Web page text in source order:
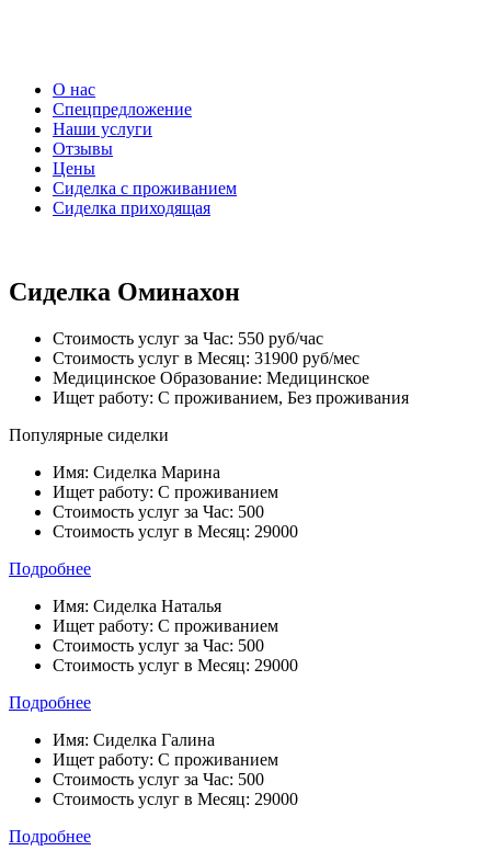
О нас
Спецпредложение
Наши услуги
Отзывы
Цены
Сиделка с проживанием
Сиделка приходящая
Сиделка Оминахон
Стоимость услуг за Час: 550 руб/час
Стоимость услуг в Месяц: 31900 руб/мес
Медицинское Образование: Медицинское
Ищет работу: С проживанием, Без проживания
Популярные сиделки
Имя: Сиделка Марина
Ищет работу: С проживанием
Стоимость услуг за Час: 500
Стоимость услуг в Месяц: 29000
Подробнее
Имя: Сиделка Наталья
Ищет работу: С проживанием
Стоимость услуг за Час: 500
Стоимость услуг в Месяц: 29000
Подробнее
Имя: Сиделка Галина
Ищет работу: С проживанием
Стоимость услуг за Час: 500
Стоимость услуг в Месяц: 29000
Подробнее